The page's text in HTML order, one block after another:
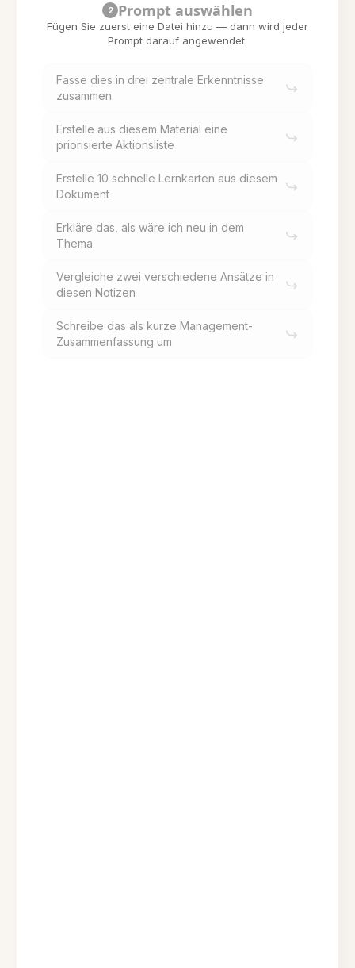
2 Prompt auswählen
Fügen Sie zuerst eine Datei hinzu — dann wird jeder
Prompt darauf angewendet.
Fasse dies in drei zentrale Erkenntnisse
zusammen
Erstelle aus diesem Material eine
priorisierte Aktionsliste
Erstelle 10 schnelle Lernkarten aus diesem
Dokument
Erkläre das, als wäre ich neu in dem
Thema
Vergleiche zwei verschiedene Ansätze in
diesen Notizen
Schreibe das als kurze Management-
Zusammenfassung um